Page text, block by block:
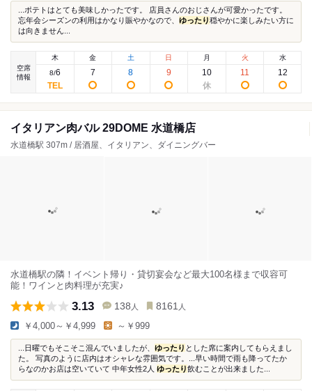
...ポテトはとても美味しかったです。 店員さんのおじさんが可愛かったです。
忘年会シーズンの利用はかなり賑やかなので、 ゆったり穏やかに楽しみたい方に
は向きません...
空席
情報
木
8/6
金
7
土
8
日
9
月
10
火
11
水
12
イタリアン肉バル 29DOME 水道橋店
水道橋駅 307m / 居酒屋、イタリアン、ダイニングバー
水道橋駅の隣！イベント帰り・貸切宴会など最大100名様まで収容可
能！ワインと肉料理が充実♪
3.13 138 人 8161 人
￥4,000～￥4,999 ～￥999
...日曜でもそこそこ混んでいましたが、 ゆったり とした席に案内してもらえまし
た。 写真のように店内はオシャレな雰囲気です。...早い時間で雨も降ってたか
らなのかお店は空いていて 中年女性2人 ゆったり飲むことが出来ました...